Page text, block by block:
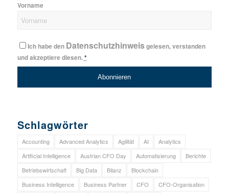
Vorname
Ich habe den Datenschutzhinweisgelesen, verstanden
und akzeptiere diesen.*
Schlagwörter
Accounting Advanced Analytics Agilität AI
Analytics
Artificial Intelligence
Austrian CFO Day Automatisierung
Berichte
Betriebswirtschaft
Big Data Bilanz
Blockchain
Business Intelligence
Business Partner CFO CFO-Organisation